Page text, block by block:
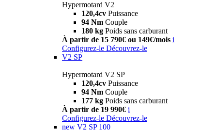
Hypermotard V2
120,4cv Puissance
94 Nm Couple
180 kg Poids sans carburant
À partir de 15 790€ ou 149€/mois i
Configurez-le Découvrez-le
V2 SP
Hypermotard V2 SP
120,4cv Puissance
94 Nm Couple
177 kg Poids sans carburant
À partir de 19 990€ i
Configurez-le Découvrez-le
new V2 SP 100